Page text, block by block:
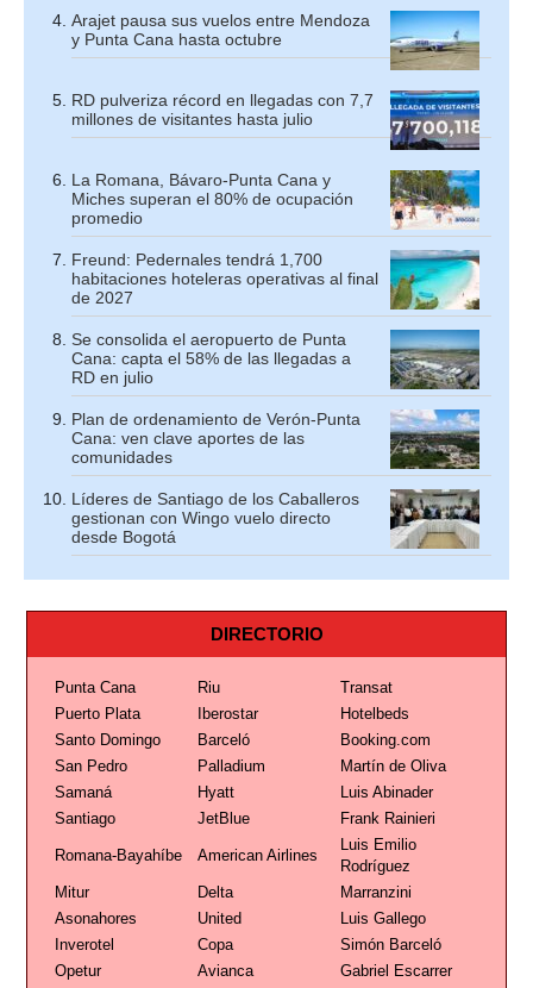
Arajet pausa sus vuelos entre Mendoza
y Punta Cana hasta octubre
RD pulveriza récord en llegadas con 7,7
millones de visitantes hasta julio
La Romana, Bávaro-Punta Cana y
Miches superan el 80% de ocupación
promedio
Freund: Pedernales tendrá 1,700
habitaciones hoteleras operativas al final
de 2027
Se consolida el aeropuerto de Punta
Cana: capta el 58% de las llegadas a
RD en julio
Plan de ordenamiento de Verón-Punta
Cana: ven clave aportes de las
comunidades
Líderes de Santiago de los Caballeros
gestionan con Wingo vuelo directo
desde Bogotá
DIRECTORIO
Punta Cana Riu
Transat
Puerto Plata
Iberostar
Hotelbeds
Santo Domingo
Barceló
Booking.com
San Pedro
Palladium
Martín de Oliva
Samaná
Hyatt
Luis Abinader
Santiago
JetBlue Frank Rainieri
Romana-Bayahíbe American Airlines
Luis Emilio
Rodríguez
Mitur
Delta
Marranzini
Asonahores
United
Luis Gallego
Inverotel
Copa
Simón Barceló
Opetur
Avianca
Gabriel Escarrer